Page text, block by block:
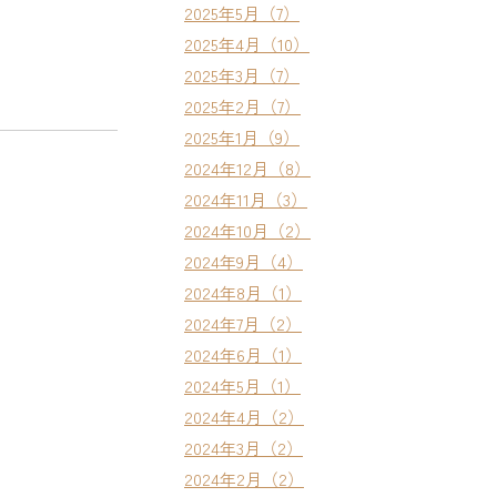
2025年5月（7）
2025年4月（10）
2025年3月（7）
2025年2月（7）
2025年1月（9）
2024年12月（8）
2024年11月（3）
2024年10月（2）
2024年9月（4）
2024年8月（1）
2024年7月（2）
2024年6月（1）
2024年5月（1）
2024年4月（2）
2024年3月（2）
2024年2月（2）